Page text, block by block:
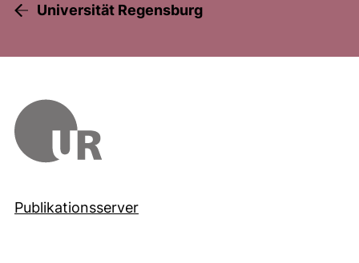
Universität Regensburg
Publikationsserver